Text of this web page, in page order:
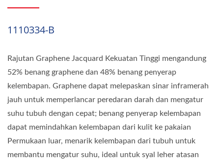
1110334-B
Rajutan Graphene Jacquard Kekuatan Tinggi mengandung
52% benang graphene dan 48% benang penyerap
kelembapan. Graphene dapat melepaskan sinar inframerah
jauh untuk memperlancar peredaran darah dan mengatur
suhu tubuh dengan cepat; benang penyerap kelembapan
dapat memindahkan kelembapan dari kulit ke pakaian
Permukaan luar, menarik kelembapan dari tubuh untuk
membantu mengatur suhu, ideal untuk syal leher atasan